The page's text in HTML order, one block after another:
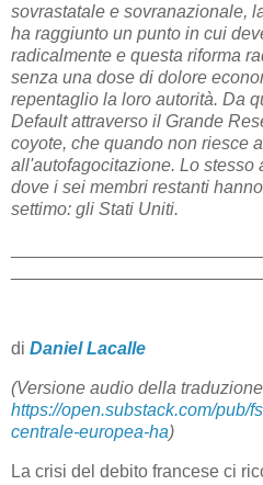
sovrastatale e sovranazionale,
ha raggiunto un punto in cui
radicalmente e questa riforma
senza una dose di dolore
repentaglio la loro autorità. Da
Default attraverso il Grande
coyote, che quando non riesce
all'autofagocitazione. Lo stesso
dove i sei membri restanti
settimo: gli Stati Uniti.
di Daniel Lacalle
(Versione audio della
https://open.substack.com/pub/
centrale-europea-ha)
La crisi del debito francese ci